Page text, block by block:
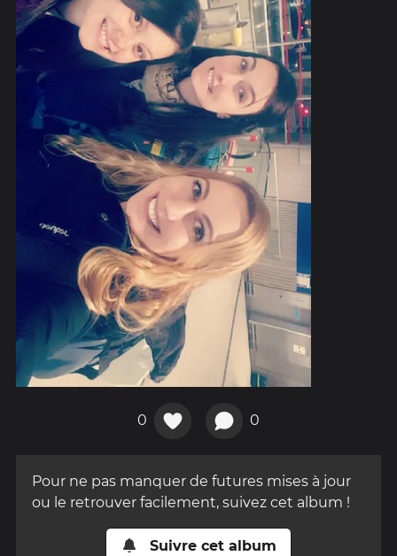
0 0
Pour ne pas manquer de futures mises à jour
ou le retrouver facilement, suivez cet album !
Suivre cet album